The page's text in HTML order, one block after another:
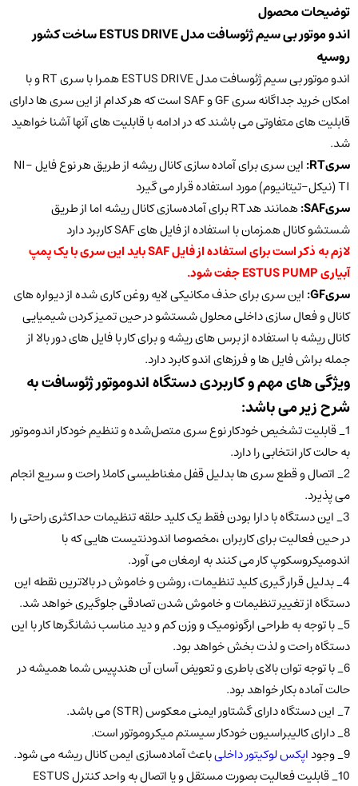
توضیحات محصول
اندو موتور بی سیم ژئوسافت مدل ESTUS DRIVE ساخت کشور
روسیه
اندو موتور بی سیم ژئوسافت مدل ESTUS DRIVE همرا با سری RT و با
امکان خرید جداگانه سری GF و SAF است که هر کدام از این سری ها دارای
قابلیت های متفاوتی می باشند که در ادامه با قابلیت های آنها آشنا خواهید
شد.
سریRT:
این سری برای آماده سازی کانال ریشه از طریق هر نوع فایل NI-
TI (نیکل-تیتانیوم) مورد استفاده قرار می گیرد
سریSAF:
همانند هدRT برای آماده‌سازی کانال ریشه اما از طریق
شستشو کانال همزمان با استفاده از فایل های SAF کاربرد دارد
لازم به ذکر است برای استفاده از فایل SAF باید این سری با یک پمپ
آبیاری ESTUS PUMP جفت شود.
سریGF: این سری برای حذف مکانیکی لایه روغن کاری شده از دیواره های
کانال و فعال سازی داخلی محلول شستشو در حین تمیز کردن شیمیایی
کانال ریشه با استفاده از برس های ریشه و برای کار با فایل های دور بالا از
جمله براش فایل ها و فرزهای اندو کابرد دارد.
ویژگی های مهم و کاربردی دستگاه اندوموتور ژئوسافت به
شرح زیر می باشد:
1_ قابلیت تشخیص خودکار نوع سری متصل‌شده و تنظیم خودکار اندوموتور
به حالت کار انتخابی را دارد.
2_ اتصال و قطع سری ها بدلیل قفل مغناطیسی کاملا راحت و سریع انجام
می پذیرد.
3_ این دستگاه با دارا بودن فقط یک کلید حلقه تنظیمات حداکثری راحتی را
در حین فعالیت برای کاربران ،مخصوصا اندودنتیست هایی که با
اندومیکروسکوپ کار می کنند به ارمغان می آورد.
4_ بدلیل قرار گیری کلید تنظیمات، روشن و خاموش در بالاترین نقطه این
دستگاه از تغییر تنظیمات و خاموش شدن تصادقی جلوگیری خواهد شد.
5_ با توجه به طراحی ارگونومیک و وزن کم و دید مناسب نشانگرها کار با این
دستگاه راحت و لذت بخش خواهد بود.
6_ با توجه توان بالای باطری و تعویض آسان آن هندپیس شما همیشه در
حالت آماده بکار خواهد بود.
7_ این دستگاه دارای گشتاور ایمنی معکوس (STR) می باشد.
8_ دارای کالیبراسیون خودکار سیستم میکروموتور است.
9_ وجود
اپکس لوکیتور داخلیباعث آماده‌سازی ایمن کانال ریشه می شود.
10_ قابلیت فعالیت بصورت مستقل و یا اتصال به واحد کنترل ESTUS